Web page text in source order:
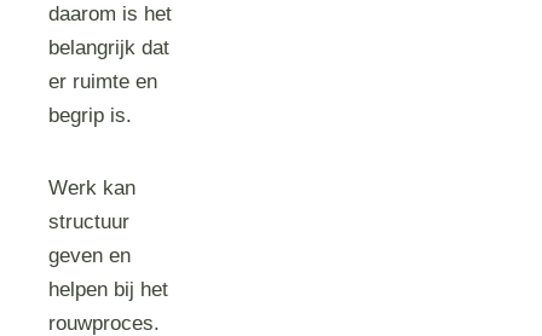
daarom is het
belangrijk dat
er ruimte en
begrip is.
Werk kan
structuur
geven en
helpen bij het
rouwproces.